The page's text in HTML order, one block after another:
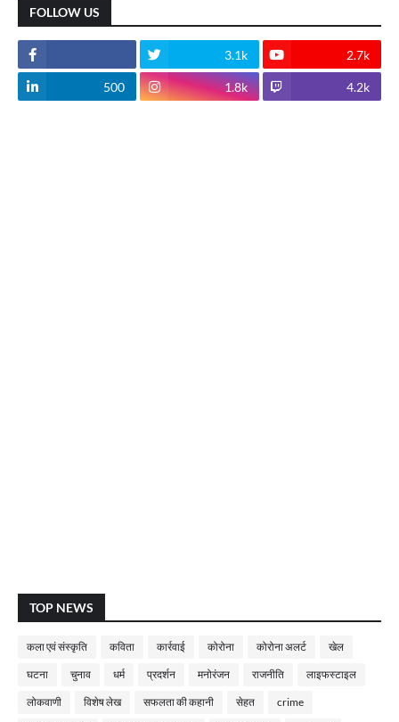
FOLLOW US
3.1k 2.7k
500 1.8k 4.2k
TOP NEWS
कला एवं संस्कृति कविता कार्रवाई कोरोना कोरोना अलर्ट खेल
घटना चुनाव धर्म प्रदर्शन मनोरंजन राजनीति लाइफस्टाइल
लोकवाणी विशेष लेख सफलता की कहानी सेहत crime